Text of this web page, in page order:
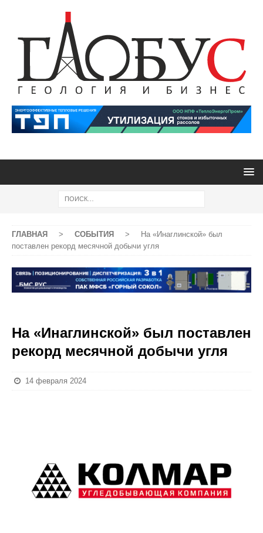
ГЛАВНАЯ > СОБЫТИЯ >
На «Инаглинской» был
поставлен рекорд месячной добычи угля
На «Инаглинской» был поставлен
рекорд месячной добычи угля
14 февраля 2024